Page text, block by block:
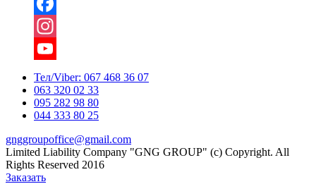
Facebook
Instagram
YouTube
Channel
Тел/Viber: 067 468 36 07
063 320 02 33
095 282 98 80
044 333 80 25
gnggroupoffice@gmail.com
Limited Liability Company "GNG GROUP" (c) Copyright. All
Rights Reserved 2016
Заказать